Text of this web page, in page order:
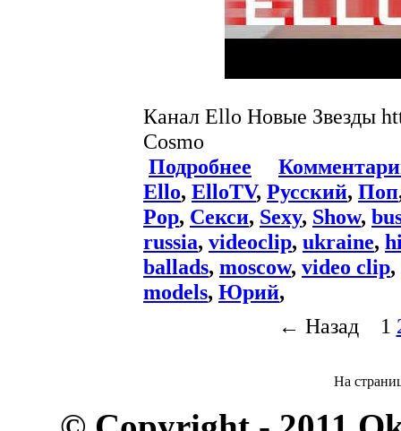
Канал Ello Новые Звезды
Cosmo
Подробнее
Ello, ElloTV, Русский, Поп
Pop, Секси, Sexy, Show,
russia, videoclip, ukraine,
ballads, moscow, video clip,
models, Юрий,
← Назад
1
На